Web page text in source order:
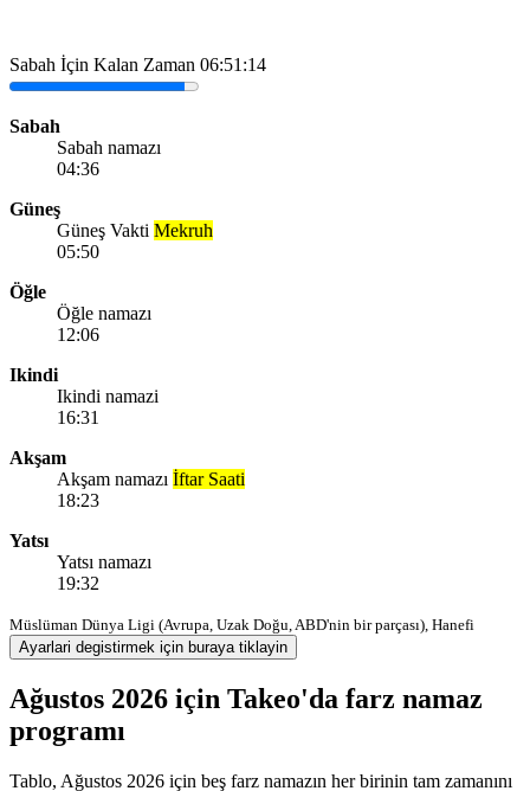
Sabah İçin Kalan Zaman 06:51:14
Sabah
Sabah namazı
04:36
Güneş
Güneş Vakti Mekruh
05:50
Öğle
Öğle namazı
12:06
Ikindi
Ikindi namazi
16:31
Akşam
Akşam namazı İftar Saati
18:23
Yatsı
Yatsı namazı
19:32
Müslüman Dünya Ligi (Avrupa, Uzak Doğu, ABD'nin bir parçası), Hanefi
Ayarlari degistirmek için buraya tiklayin
Ağustos 2026 için Takeo'da farz namaz
programı
Tablo, Ağustos 2026 için beş farz namazın her birinin tam zamanını